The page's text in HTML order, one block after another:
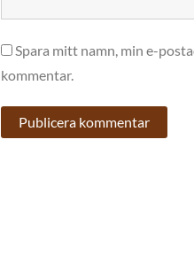
Spara mitt namn, min e-
kommentar.